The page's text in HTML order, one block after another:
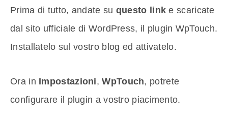
Prima di tutto, andate su questo link e scaricate
dal sito ufficiale di WordPress, il plugin WpTouch.
Installatelo sul vostro blog ed attivatelo.
Ora in Impostazioni, WpTouch, potrete
configurare il plugin a vostro piacimento.